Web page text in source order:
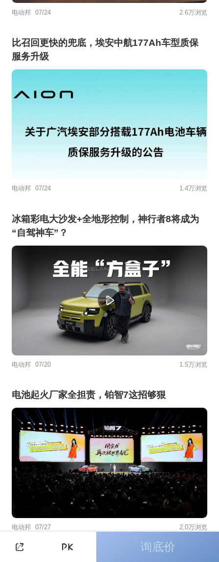
电动邦 07/24 2.6万浏览
比召回更快的兜底，埃安中航177Ah车型质保
服务升级
电动邦 07/24 1.4万浏览
冰箱彩电大沙发+全地形控制，神行者8将成为
“自驾神车”？
电动邦 07/20 1.5万浏览
电池起火厂家全担责，铂智7这招够狠
电动邦 07/27 2.0万浏览
询底价